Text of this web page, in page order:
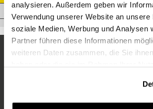
analysieren. Außerdem geben wir
Verwendung unserer Website an unsere
soziale Medien, Werbung und Analysen
Partner führen diese Informationen
weiteren Daten zusammen, die Sie
V.FKS103/8NPT